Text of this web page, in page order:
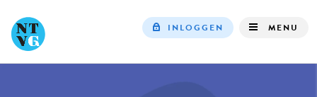
INLOGGEN MENU